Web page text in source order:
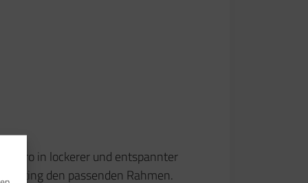
Büro in lockerer und entspannter
den passenden Rahmen.